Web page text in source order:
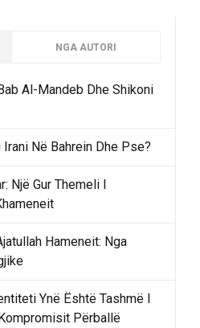
NGA AUTORI
Al-Mandeb Dhe Shikoni
Në Bahrein Dhe Pse?
Një Gur Themeli I
Hameneit: Nga
Ynë Është Tashmë I
Përballë